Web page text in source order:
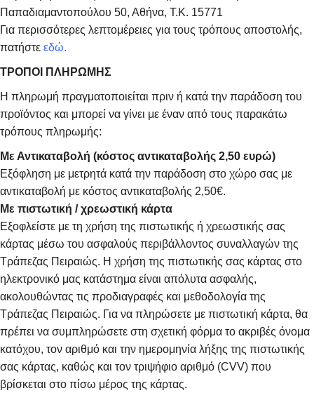
Παπαδιαμαντοπούλου 50, Αθήνα, Τ.Κ. 15771
Για περισσότερες λεπτομέρειες για τους τρόπους αποστολής,
πατήστε εδώ.
ΤΡΟΠΟΙ ΠΛΗΡΩΜΗΣ
Η πληρωμή πραγματοποιείται πριν ή κατά την παράδοση του
προϊόντος και μπορεί να γίνει με έναν από τους παρακάτω
τρόπους πληρωμής:
Με Αντικαταβολή (κόστος αντικαταβολής 2,50 ευρώ)
Εξόφληση με μετρητά κατά την παράδοση στο χώρο σας με
αντικαταβολή με κόστος αντικαταβολής 2,50€.
Με πιστωτική / χρεωστική κάρτα
Εξοφλείστε με τη χρήση της πιστωτικής ή χρεωστικής σας
κάρτας μέσω του ασφαλούς περιβάλλοντος συναλλαγών της
Τράπεζας Πειραιώς. Η χρήση της πιστωτικής σας κάρτας στο
ηλεκτρονικό μας κατάστημα είναι απόλυτα ασφαλής,
ακολουθώντας τις προδιαγραφές και μεθοδολογία της
Τράπεζας Πειραιώς. Για να πληρώσετε με πιστωτική κάρτα, θα
πρέπει να συμπληρώσετε στη σχετική φόρμα το ακριβές όνομα
κατόχου, τον αριθμό και την ημερομηνία λήξης της πιστωτικής
σας κάρτας, καθώς και τον τριψήφιο αριθμό (CVV) που
βρίσκεται στο πίσω μέρος της κάρτας.